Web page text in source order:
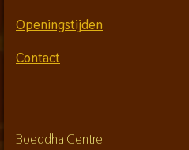
Openingstijden
Contact
Boeddha Centre